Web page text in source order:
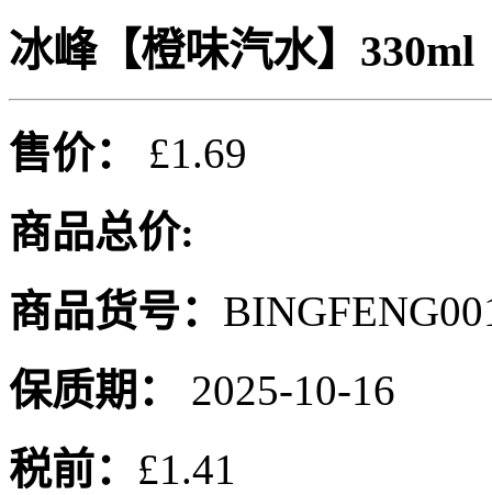
冰峰【橙味汽水】330ml
售价：
£1.69
商品总价:
商品货号：
保质期： 2025-10-16
税前： £1.41